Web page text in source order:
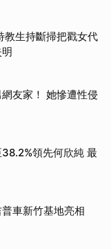
教生持斷掃把戳女代
友家！ 她慘遭性侵
領先何欣純 最
車新竹基地亮相